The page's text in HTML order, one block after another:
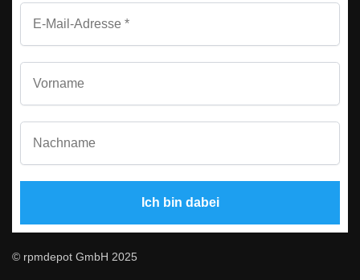
© rpmdepot GmbH 2025